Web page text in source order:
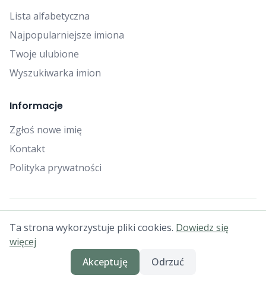
Lista alfabetyczna
Najpopularniejsze imiona
Twoje ulubione
Wyszukiwarka imion
Informacje
Zgłoś nowe imię
Kontakt
Polityka prywatności
© 2025 Falcon Bytes. Wszelkie prawa zastrzeżone.
Generator imion dla psów • Imiona dla szczeniąt • Jak nazwać
psa
Ta strona wykorzystuje pliki cookies. Dowiedz się
więcej
Akceptuję
Odrzuć